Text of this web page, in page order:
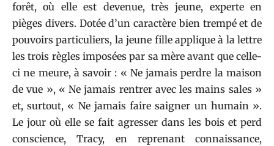
forêt, où elle est devenue, très jeune, experte en
pièges divers. Dotée d’un caractère bien trempé et de
pouvoirs particuliers, la jeune fille applique à la lettre
les trois règles imposées par sa mère avant que celle-
ci ne meure, à savoir : « Ne jamais perdre la maison
de vue », « Ne jamais rentrer avec les mains sales »
et, surtout, « Ne jamais faire saigner un humain ».
Le jour où elle se fait agresser dans les bois et perd
conscience, Tracy, en reprenant connaissance,